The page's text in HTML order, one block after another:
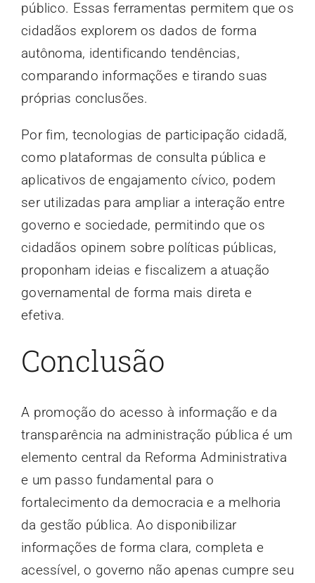
público. Essas ferramentas permitem que os
cidadãos explorem os dados de forma
autônoma, identificando tendências,
comparando informações e tirando suas
próprias conclusões.
Por fim, tecnologias de participação cidadã,
como plataformas de consulta pública e
aplicativos de engajamento cívico, podem
ser utilizadas para ampliar a interação entre
governo e sociedade, permitindo que os
cidadãos opinem sobre políticas públicas,
proponham ideias e fiscalizem a atuação
governamental de forma mais direta e
efetiva.
Conclusão
A promoção do acesso à informação e da
transparência na administração pública é um
elemento central da Reforma Administrativa
e um passo fundamental para o
fortalecimento da democracia e a melhoria
da gestão pública. Ao disponibilizar
informações de forma clara, completa e
acessível, o governo não apenas cumpre seu